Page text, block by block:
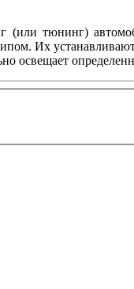
(или тюнинг)
Их
освещает